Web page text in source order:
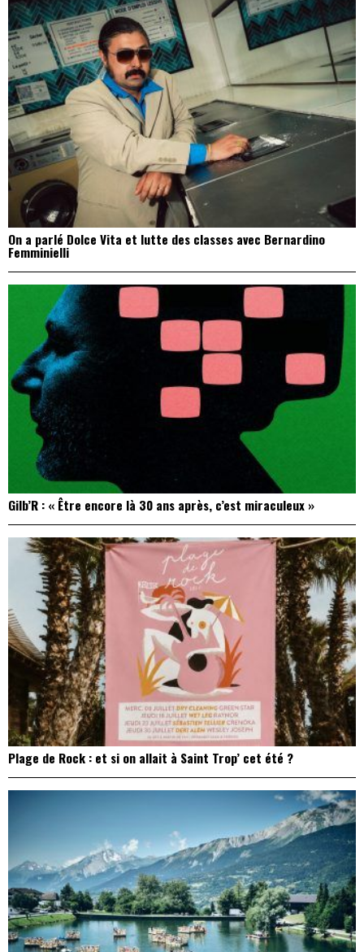
On a parlé Dolce Vita et lutte des classes avec Bernardino
Femminielli
Gilb’R : « Être encore là 30 ans après, c’est miraculeux »
Plage de Rock : et si on allait à Saint Trop’ cet été ?